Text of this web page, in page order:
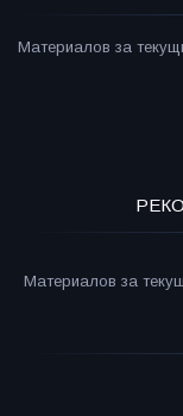
Материалов за
Материалов за